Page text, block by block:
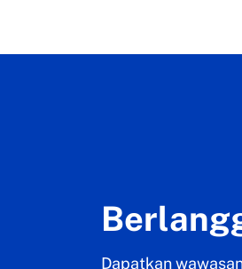
Dapatkan